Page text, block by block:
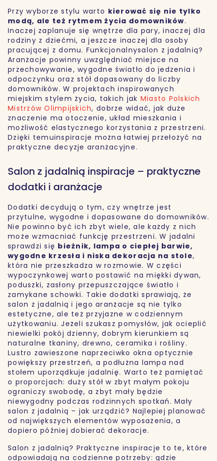
Przy wyborze stylu warto kierować się nie tylko
modą, ale też rytmem życia domowników.
Inaczej zaplanuje się wnętrze dla pary, inaczej dla
rodziny z dziećmi, a jeszcze inaczej dla osoby
pracującej z domu. Funkcjonalnysalon z jadalnią?
Aranżacje powinny uwzględniać miejsce na
przechowywanie, wygodne światło do jedzenia i
odpoczynku oraz stół dopasowany do liczby
domowników. W projektach inspirowanych
miejskim stylem życia, takich jak Miasto Polskich
Mistrzów Olimpijskich, dobrze widać, jak duże
znaczenie ma otoczenie, układ mieszkania i
możliwość elastycznego korzystania z przestrzeni.
Dzięki temuinspiracje można łatwiej przełożyć na
praktyczne decyzje aranżacyjne.
Salon z jadalnią inspiracje – praktyczne
dodatki i aranżacje
Dodatki decydują o tym, czy wnętrze jest
przytulne, wygodne i dopasowane do domowników.
Nie powinno być ich zbyt wiele, ale każdy z nich
może wzmacniać funkcję przestrzeni. W jadalni
sprawdzi się bieżnik, lampa o ciepłej barwie,
wygodne krzesła i niska dekoracja na stole,
która nie przeszkadza w rozmowie. W części
wypoczynkowej warto postawić na miękki dywan,
poduszki, zasłony przepuszczające światło i
zamykane schowki. Takie dodatki sprawiają, że
salon z jadalnią i jego aranżacje są nie tylko
estetyczne, ale też przyjazne w codziennym
użytkowaniu. Jeżeli szukasz pomysłów, jak ocieplić
niewielki pokój dzienny, dobrym kierunkiem są
naturalne tkaniny, drewno, ceramika i rośliny.
Lustro zawieszone naprzeciwko okna optycznie
powiększy przestrzeń, a podłużna lampa nad
stołem uporządkuje jadalnię. Warto też pamiętać
o proporcjach: duży stół w zbyt małym pokoju
ograniczy swobodę, a zbyt mały będzie
niewygodny podczas rodzinnych spotkań. Mały
salon z jadalnią – jak urządzić? Najlepiej planować
od największych elementów wyposażenia, a
dopiero później dobierać dekoracje.
Salon z jadalnią? Praktyczne inspiracje to te, które
odpowiadają na codzienne potrzeby: gdzie